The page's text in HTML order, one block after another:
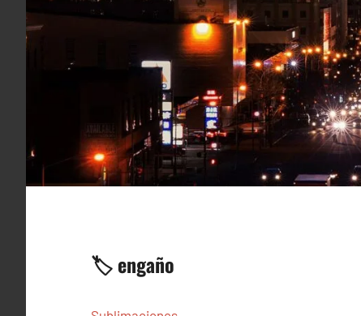
🏷️ engaño